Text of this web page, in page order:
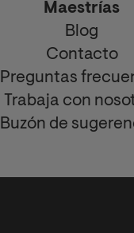
Maestrías
Blog
Contacto
Preguntas
Trabaja con
Buzón de